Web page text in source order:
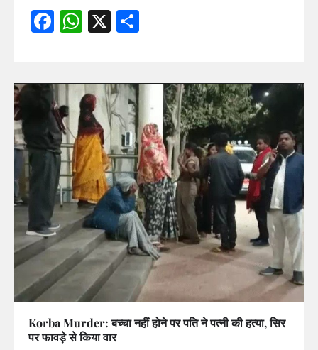
Facebook
WhatsApp
X
Korba Murder: बच्चा नहीं होने पर पति ने पत्नी की हत्या, सिर
पर फावड़े से किया वार